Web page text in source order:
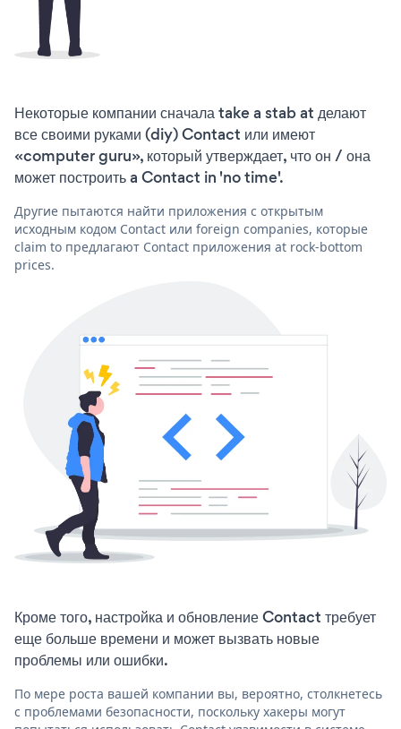
Некоторые компании сначала take a stab at делают
все своими руками (diy) Contact или имеют
«computer guru», который утверждает, что он / она
может построить a Contact in 'no time'.
Другие пытаются найти приложения с открытым
исходным кодом Contact или foreign companies, которые
claim to предлагают Contact приложения at rock-bottom
prices.
Кроме того, настройка и обновление Contact требует
еще больше времени и может вызвать новые
проблемы или ошибки.
По мере роста вашей компании вы, вероятно, столкнетесь
с проблемами безопасности, поскольку хакеры могут